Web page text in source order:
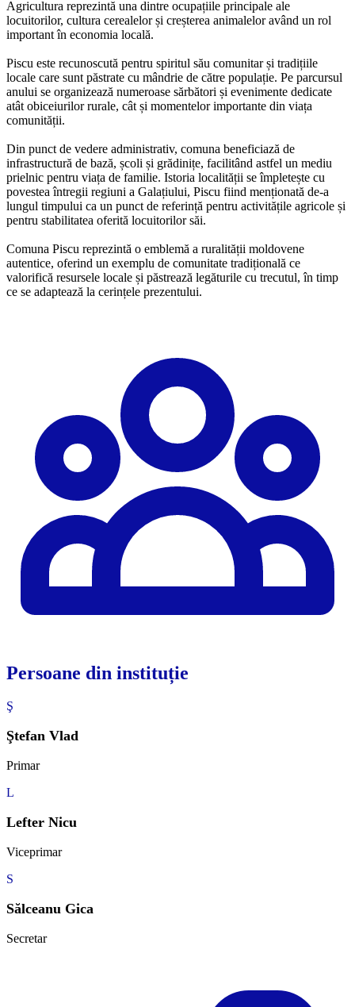
Agricultura reprezintă una dintre ocupațiile principale ale
locuitorilor, cultura cerealelor și creșterea animalelor având un rol
important în economia locală.
Piscu este recunoscută pentru spiritul său comunitar și tradițiile
locale care sunt păstrate cu mândrie de către populație. Pe parcursul
anului se organizează numeroase sărbători și evenimente dedicate
atât obiceiurilor rurale, cât și momentelor importante din viața
comunității.
Din punct de vedere administrativ, comuna beneficiază de
infrastructură de bază, școli și grădinițe, facilitând astfel un mediu
prielnic pentru viața de familie. Istoria localității se împletește cu
povestea întregii regiuni a Galațiului, Piscu fiind menționată de-a
lungul timpului ca un punct de referință pentru activitățile agricole și
pentru stabilitatea oferită locuitorilor săi.
Comuna Piscu reprezintă o emblemă a ruralității moldovene
autentice, oferind un exemplu de comunitate tradițională ce
valorifică resursele locale și păstrează legăturile cu trecutul, în timp
ce se adaptează la cerințele prezentului.
Persoane din instituție
Ş
Ştefan Vlad
Primar
L
Lefter Nicu
Viceprimar
S
Sălceanu Gica
Secretar